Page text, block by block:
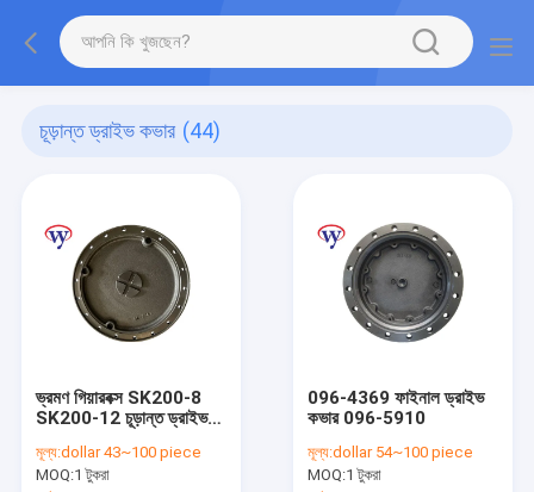
চূড়ান্ত ড্রাইভ কভার (44)
ভ্রমণ গিয়ারবক্স SK200-8
SK200-12 চূড়ান্ত ড্রাইভ
YN15V00037S014
মূল্য:dollar 43~100 piece
MOQ:1 টুকরা
096-4369 ফাইনাল ড্রাইভ
কভার 096-5910
মূল্য:dollar 54~100 piece
MOQ:1 টুকরা